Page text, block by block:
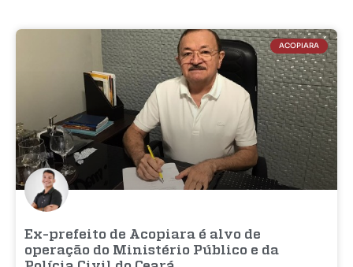
ACOPIARA
Ex-prefeito de Acopiara é alvo de
operação do Ministério Público e da